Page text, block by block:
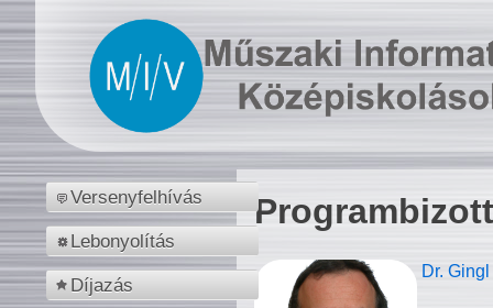
Versenyfelhívás
Lebonyolítás
Díjazás
Dr.